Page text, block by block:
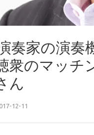
奏家の演
衆のマッチ
ん
12-11